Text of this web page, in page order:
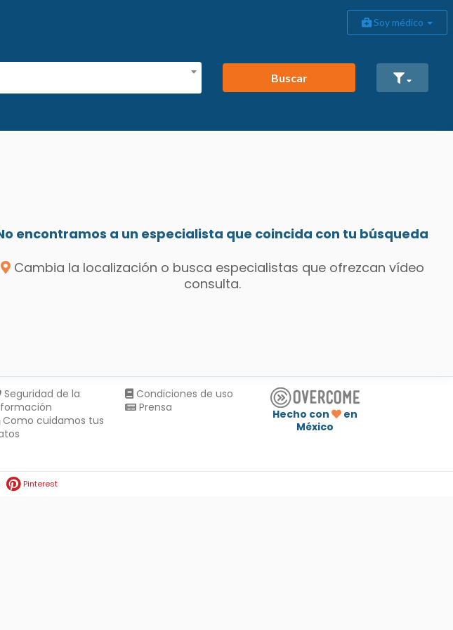
Soy médico
Buscar
encontramos a un especialista que coincida con tu búsqueda
Cambia la localización o busca especialistas que ofrezcan vídeo
consulta.
Seguridad de la
Como cuidamos tus
Condiciones de uso
Prensa
Hecho con
en
México
Pinterest